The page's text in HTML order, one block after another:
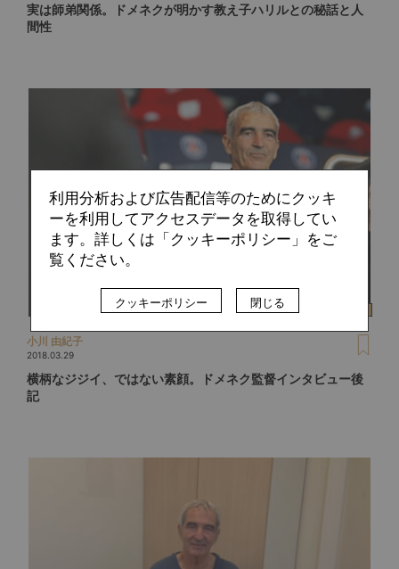
実は師弟関係。ドメネクが明かす教え子ハリルとの秘話と人
間性
小川 由紀子
2018.03.29
横柄なジジイ、ではない素顔。ドメネク監督インタビュー後
記
利用分析および広告配信等のためにクッキ
ーを利用してアクセスデータを取得してい
ます。詳しくは「クッキーポリシー」をご
覧ください。
クッキーポリシー 閉じる